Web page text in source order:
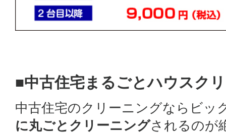
■中古住宅まるごとハウスク
中古住宅のクリーニングならビッ
に丸ごとクリーニングされるのが